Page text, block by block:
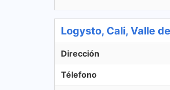
Logysto, Cali, Valle
Dirección
Télefono